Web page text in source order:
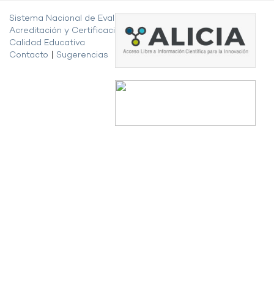
Sistema Nacional de Evaluación,
Acreditación y Certificación de la
Calidad Educativa
Contacto
Sugerencias